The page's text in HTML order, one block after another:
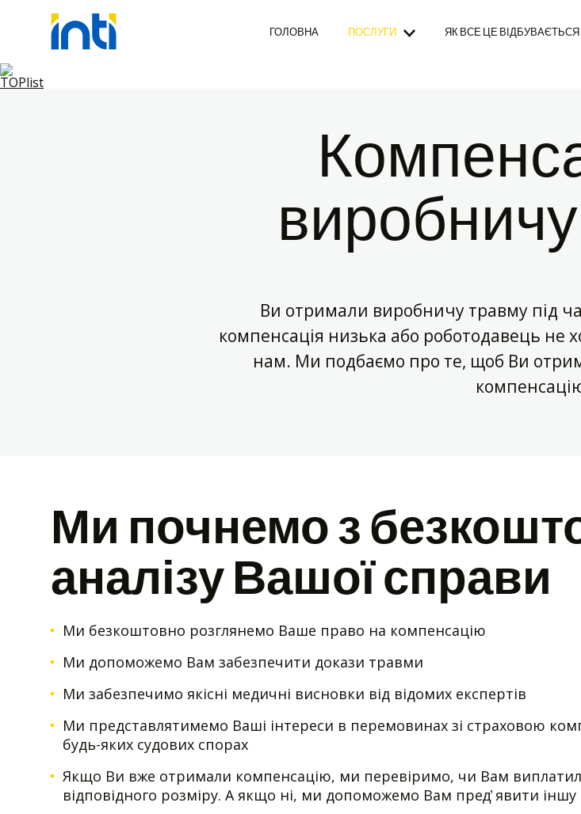
ГОЛОВНА ПОСЛУГИ ЯК ВСЕ ЦЕ ВІДБУВАЄТЬСЯ
Ви отримали виробничу травму під
компенсація низька або роботодавець не
нам. Ми подбаємо про те, щоб Ви
Ми почнемо з
аналізу Вашої справи
Ми безкоштовно розглянемо Ваше право на компенсацію
Ми допоможемо Вам забезпечити докази травми
Ми забезпечимо якісні медичні висновки від відомих експертів
Ми представлятимемо Ваші інтереси в перемовинах зі страховою
будь-яких судових спорах
Якщо Ви вже отримали компенсацію, ми перевіримо, чи Вам
відповідного розміру. А якщо ні, ми допоможемо Вам пред̕ явити іншу